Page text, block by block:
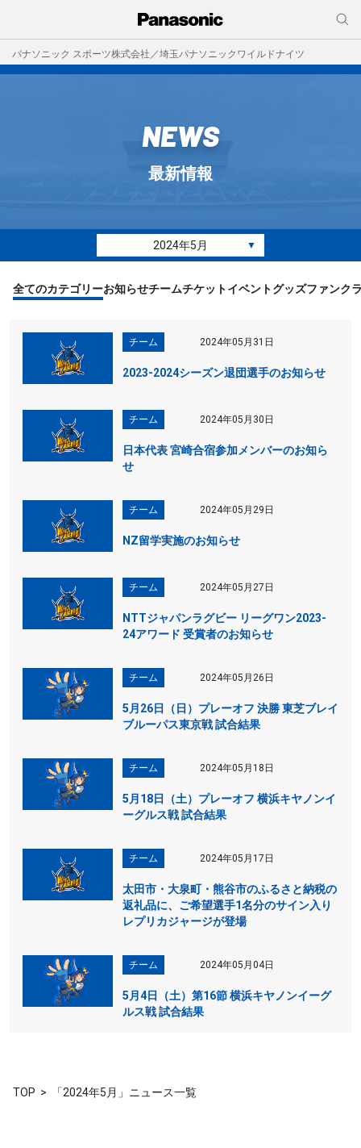
パナソニック スポーツ株式会社／埼玉パナソニックワイルドナイツ
NEWS
最新情報
2024年5月 ▼
全てのカテゴリーお知らせチームチケットイベントグッズファンク
チーム 2024年05月31日
2023-2024シーズン退団選手のお知らせ
チーム 2024年05月30日
日本代表 宮崎合宿参加メンバーのお知ら
せ
チーム 2024年05月29日
NZ留学実施のお知らせ
チーム 2024年05月27日
NTTジャパンラグビー リーグワン2023-
24アワード 受賞者のお知らせ
チーム 2024年05月26日
5月26日（日）プレーオフ 決勝 東芝ブレイ
ブルーパス東京戦 試合結果
チーム 2024年05月18日
5月18日（土）プレーオフ 横浜キヤノンイ
ーグルス戦 試合結果
チーム 2024年05月17日
太田市・大泉町・熊谷市のふるさと納税の
返礼品に、ご希望選手1名分のサイン入り
レプリカジャージが登場
チーム 2024年05月04日
5月4日（土）第16節 横浜キヤノンイーグ
ルス戦 試合結果
TOP 「2024年5月」ニュース一覧